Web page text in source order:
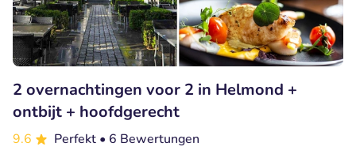
2 overnachtingen voor 2 in Helmond +
ontbijt + hoofdgerecht
9.6 Perfekt • 6 Bewertungen